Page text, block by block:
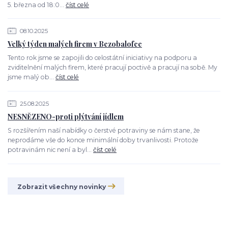
5. března od 18:0... číst celé
08.10.2025
Velký týden malých firem v Bezobalofce
Tento rok jsme se zapojili do celostátní iniciativy na podporu a
zviditelnění malých firem, které pracují poctivě a pracují na sobě. My
jsme malý ob... číst celé
25.08.2025
NESNĚZENO-proti plýtvání jídlem
S rozšířením naší nabídky o čerstvé potraviny se nám stane, že
neprodáme vše do konce minimální doby trvanlivosti. Protože
potravinám nic není a byl... číst celé
Zobrazit všechny novinky